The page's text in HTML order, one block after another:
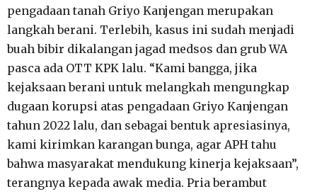
pengadaan tanah Griyo Kanjengan merupakan
langkah berani. Terlebih, kasus ini sudah menjadi
buah bibir dikalangan jagad medsos dan grub WA
pasca ada OTT KPK lalu. “Kami bangga, jika
kejaksaan berani untuk melangkah mengungkap
dugaan korupsi atas pengadaan Griyo Kanjengan
tahun 2022 lalu, dan sebagai bentuk apresiasinya,
kami kirimkan karangan bunga, agar APH tahu
bahwa masyarakat mendukung kinerja kejaksaan”,
terangnya kepada awak media. Pria berambut